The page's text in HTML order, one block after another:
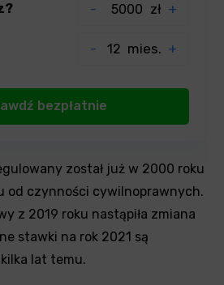
zł
- +
mies.
- +
został już w 2000 roku
od czynności cywilnoprawnych.
z 2019 roku nastąpiła zmiana
stawki na rok 2021 są
lat temu.